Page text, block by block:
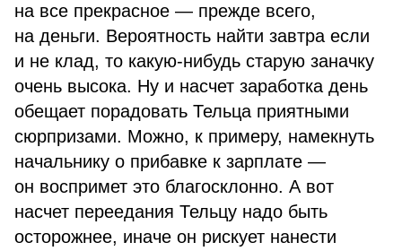
на все прекрасное — прежде всего,
на деньги. Вероятность найти завтра если
и не клад, то какую-нибудь старую заначку
очень высока. Ну и насчет заработка день
обещает порадовать Тельца приятными
сюрпризами. Можно, к примеру, намекнуть
начальнику о прибавке к зарплате —
он воспримет это благосклонно. А вот
насчет переедания Тельцу надо быть
осторожнее, иначе он рискует нанести